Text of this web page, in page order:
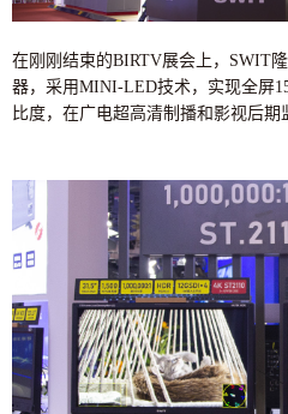
在刚刚结束的BIRTV展会上，SWIT
器，采用MINI-LED技术，实现全屏
比度，在广电超高清制播和影视后期